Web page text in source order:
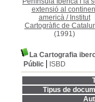
extensió al
americà/ Institut
Cartogràfic de
(1991)
La Cartografia
Públic
ISBD
Tipus de